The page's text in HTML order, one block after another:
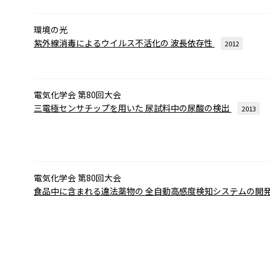
環境の光
紫外線消毒によるウイルス不活化の 波長依存性 2012
電気化学会 第80回大会
三電極センサチップを用いた 尿試料中の尿酸の検出 2013
電気化学会 第80回大会
食品中に含まれる違法薬物の 全自動高感度検知システムの開